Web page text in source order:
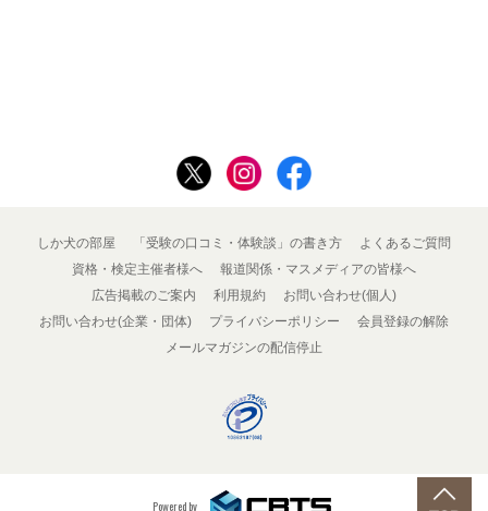
しか犬の部屋 「受験の口コミ・体験談」の書き方
よくあるご質問
資格・検定主催者様へ
報道関係・マスメディアの皆様へ
広告掲載のご案内
利用規約
お問い合わせ(個人)
お問い合わせ(企業・団体)
プライバシーポリシー
会員登録の解除
メールマガジンの配信停止
Powered by